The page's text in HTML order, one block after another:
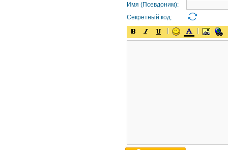
Имя (Псевдоним):
Секретный код: